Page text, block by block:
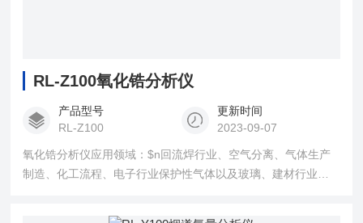
RL-Z100氧化锆分析仪
产品型号
RL-Z100
更新时间
2023-09-07
氧化锆分析仪应用领域：$n回流焊行业、空气分离、气体生产
制造、化工流程、电子行业保护性气体以及玻璃、建材行业的